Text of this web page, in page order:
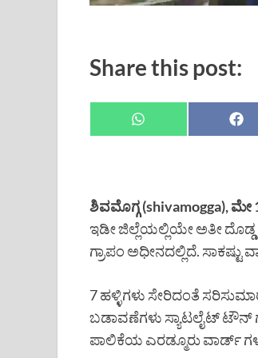
Share this post:
ಶಿವಮೊಗ್ಗ (shivamogga), ಮೇ
ಇಡೀ ಜಿಲ್ಲೆಯಲ್ಲಿಯೇ ಅತೀ ದೊಡ್ಡ
ಗ್ರಾಪಂ ಅಧೀನದಲ್ಲಿದೆ. ಸಾಕಷ್ಟು
7 ಹಳ್ಳಿಗಳು ಸೇರಿದಂತೆ
ಬಡಾವಣೆಗಳು ಸ್ಯಾಟಲೈಟ್ ಟೌನ್
ಪಾಲಿಕೆಯ ಎರಡ್ಮೂರು ವಾರ್ಡ್ ಗಳ